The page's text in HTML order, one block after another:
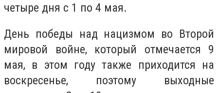
четыре дня с 1 по 4 мая.
День победы над нацизмом во Второй
мировой войне, который отмечается 9
мая, в этом году также приходится на
воскресенье, поэтому выходные